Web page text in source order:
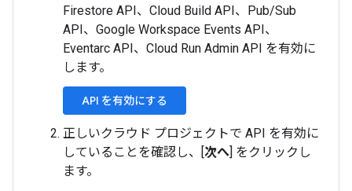
Firestore API、Cloud Build API、Pub/Sub
API、Google Workspace Events API、
Eventarc API、Cloud Run Admin API を有効に
します。
API を有効にする
正しいクラウド プロジェクトで API を有効に
していることを確認し、[ 次へ ] をクリックし
ます。